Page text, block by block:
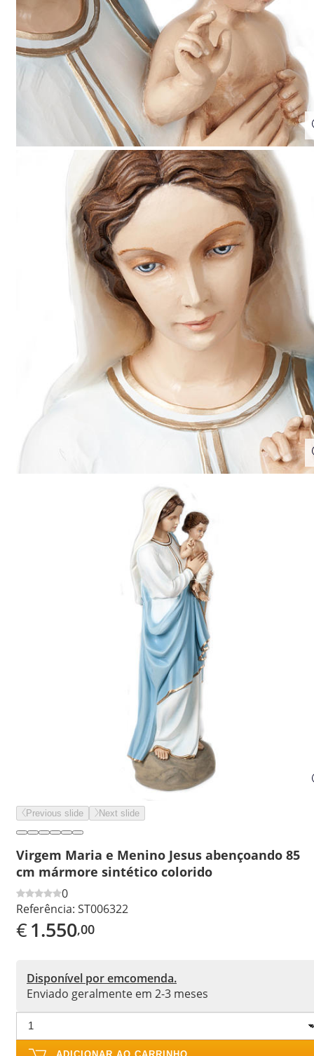
Previous slide Next slide
Virgem Maria e Menino Jesus abençoando 85
cm mármore sintético colorido
0
Referência: ST006322
€1.550,00
Disponível por emcomenda.
Enviado geralmente em 2-3 meses